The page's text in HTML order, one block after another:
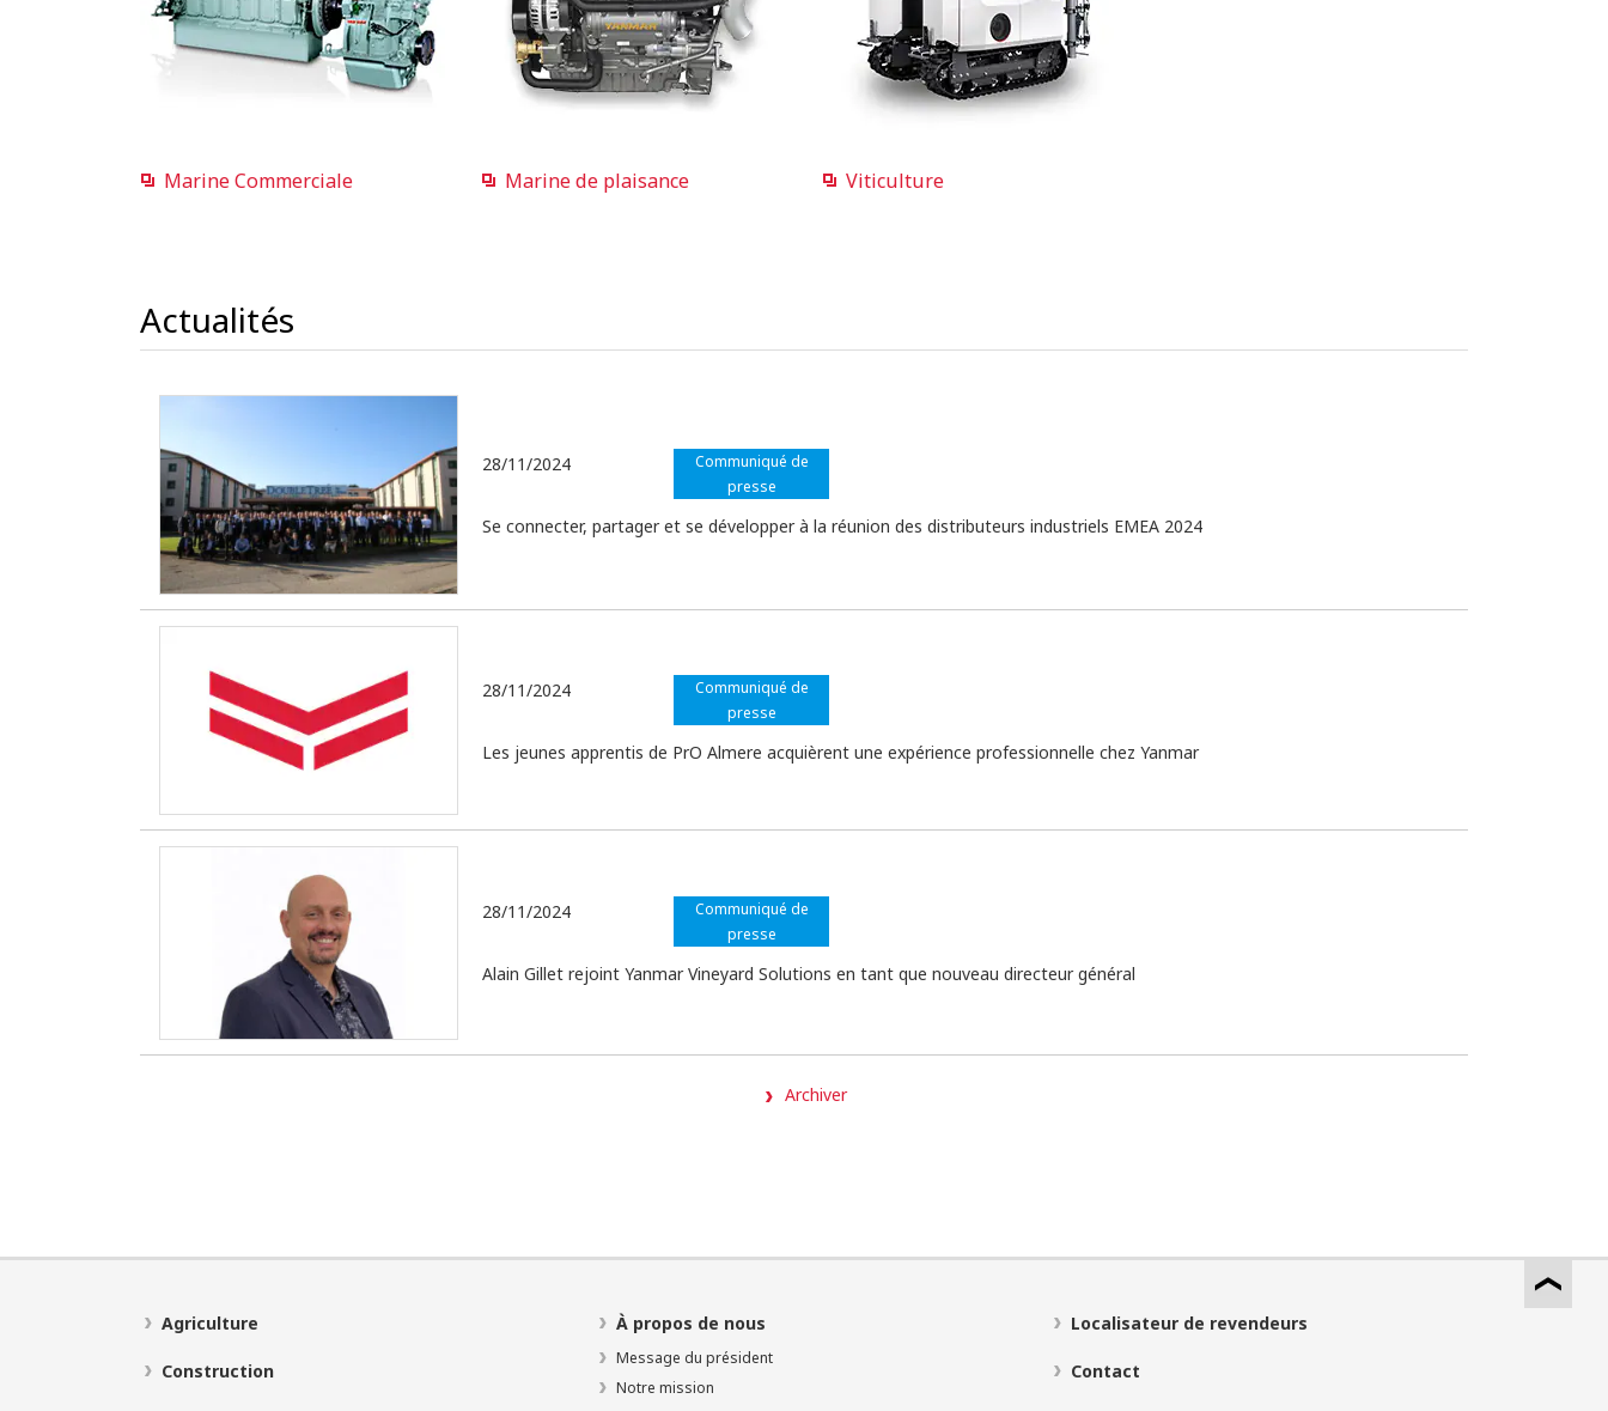
Marine Commerciale Marine de plaisance Viticulture
Actualités
28/11/2024
Communiqué de
presse
Se connecter, partager et se développer à la réunion des distributeurs industriels EMEA 2024
28/11/2024
Communiqué de
presse
Les jeunes apprentis de PrO Almere acquièrent une expérience professionnelle chez Yanmar
28/11/2024
Communiqué de
presse
Alain Gillet rejoint Yanmar Vineyard Solutions en tant que nouveau directeur général
Archiver
Agriculture
Construction
À propos de nous
Message du président
Notre mission
Localisateur de revendeurs
Contact